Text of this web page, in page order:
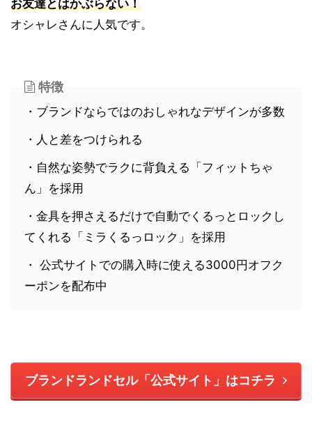
お友達とはかぶらない！
オシャレさんに人気です。
特徴
・ブランドならではのおしゃれなデザインが多数
・人と差をつけられる
・自然な姿勢でラクに背負える「フィットちゃ
ん」を採用
・金具を押さえるだけで自動でくるっとロックし
てくれる「ミラくるっロック」を採用
・ 公式サイトでの購入時に使える3000円オフク
ーポンを配布中
ブランドランドセル「公式サイト」はコチラ